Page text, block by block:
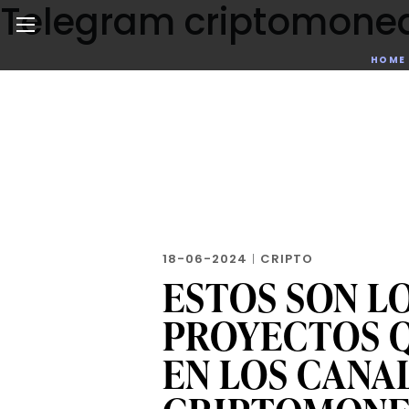
Skip
to
content
Noticias de negocios, innovación, tecnología y HOME
Telegram
18-06-2024 | CRIPTO
ESTOS SON
PROYECTOS
EN LOS